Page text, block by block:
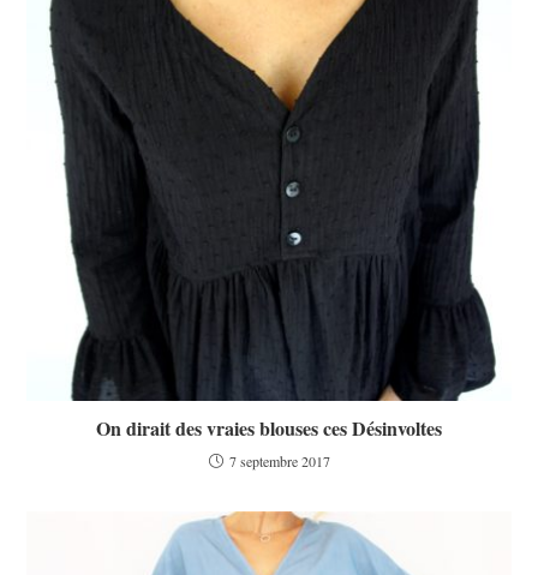
On dirait des vraies blouses ces Désinvoltes
7 septembre 2017